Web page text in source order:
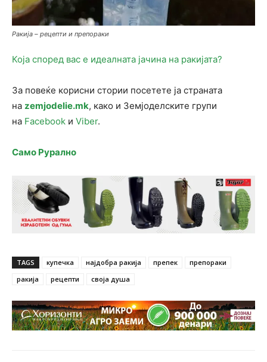
Ракија – рецепти и препораки
Која според вас е идеалната јачина на ракијата?
За повеќе корисни стории посетете ја страната
на zemjodelie.mk, како и Земјоделските групи
на Facebook и Viber.
Само Рурално
TAGS купечка најдобра ракија препек
препораки
ракија
рецепти своја душа